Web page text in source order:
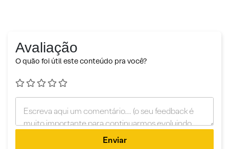
Avaliação
O quão foi útil este conteúdo pra você?
Enviar